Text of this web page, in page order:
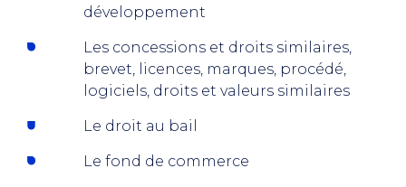
développement
Les concessions et droits similaires,
brevet, licences, marques, procédé,
logiciels, droits et valeurs similaires
Le droit au bail
Le fond de commerce